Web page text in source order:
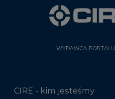
WYDAWCA PORTALU
CIRE - kim jesteśmy